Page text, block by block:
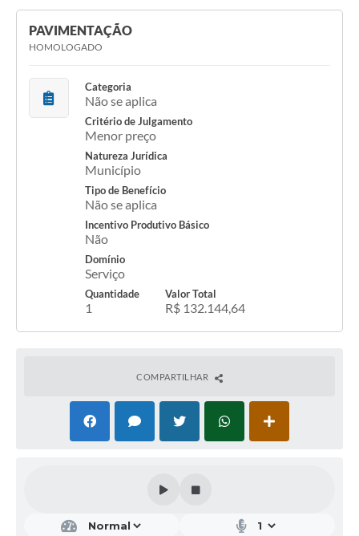
PAVIMENTAÇÃO
HOMOLOGADO
Categoria
Não se aplica
Critério de Julgamento
Menor preço
Natureza Jurídica
Município
Tipo de Benefício
Não se aplica
Incentivo Produtivo Básico
Não
Domínio
Serviço
Quantidade
1
Valor Total
R$ 132.144,64
COMPARTILHAR